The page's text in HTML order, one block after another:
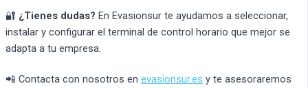
🔐 ¿Tienes dudas? En Evasionsur te ayudamos a seleccionar,
instalar y configurar el terminal de control horario que mejor se
adapta a tu empresa.
📲 Contacta con nosotros en evasionsur.es y te asesoraremos